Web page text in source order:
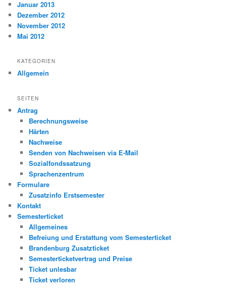
Januar 2013
Dezember 2012
November 2012
Mai 2012
KATEGORIEN
Allgemein
SEITEN
Antrag
Berechnungsweise
Härten
Nachweise
Senden von Nachweisen via E-Mail
Sozialfondssatzung
Sprachenzentrum
Formulare
Zusatzinfo Erstsemester
Kontakt
Semesterticket
Allgemeines
Befreiung und Erstattung vom Semesterticket
Brandenburg Zusatzticket
Semesterticketvertrag und Preise
Ticket unlesbar
Ticket verloren